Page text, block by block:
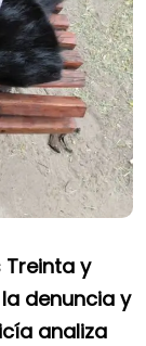
Treinta y
denuncia y
analiza